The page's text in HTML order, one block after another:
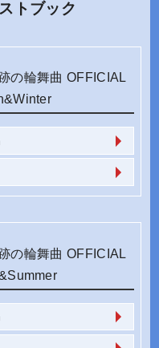
トブック
の輪舞曲 OFFICIAL
の輪舞曲 OFFICIAL